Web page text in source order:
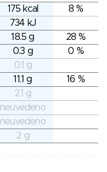
175 kcal
8 %
734 kJ
18.5 g
28 %
0.3 g
0 %
0.1 g
11.1 g
16 %
2.1 g
neuvedeno
neuvedeno
2 g